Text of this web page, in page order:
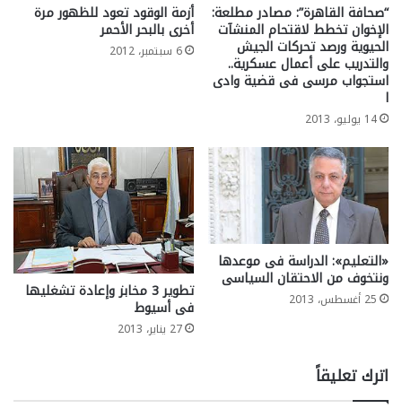
“صحافة القاهرة”: مصادر مطلعة:
الإخوان تخطط لاقتحام المنشآت
الحيوية ورصد تحركات الجيش
والتدريب على أعمال عسكرية..
استجواب مرسى فى قضية وادى
ا
14 يوليو، 2013
أزمة الوقود تعود للظهور مرة
أخرى بالبحر الأحمر
6 سبتمبر، 2012
«التعليم»: الدراسة فى موعدها
ونتخوف من الاحتقان السياسى
25 أغسطس، 2013 تطوير 3 مخابز وإعادة تشغليها
فى أسيوط
27 يناير، 2013
اترك تعليقاً